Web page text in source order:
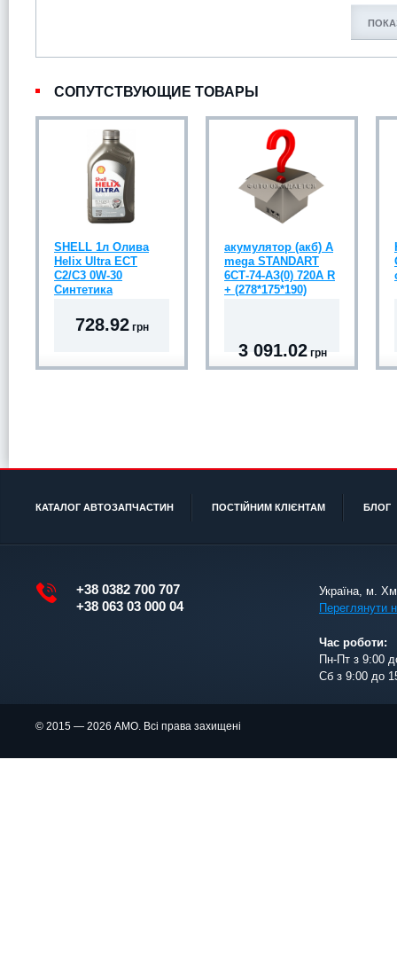
СОПУТСТВУЮЩИЕ ТОВАРЫ
SHELL 1л Олива
Helix Ultra ECT
C2/C3 0W-30
Синтетика
728.92грн
акумулятор (акб) A
mega STANDART
6СТ-74-АЗ(0) 720A R
+ (278*175*190)
3 091.02 грн
КАТАЛОГ АВТОЗАПЧАСТИН ПОСТІЙНИМ КЛІЄНТАМ БЛОГ
+38 0382 700 707
+38 063 03 000 04
Україна, м.
Переглянути
Час роботи:
Пн-Пт з 9:00
Сб з 9:00 до
© 2015 — 2026 АМО. Всі права захищені